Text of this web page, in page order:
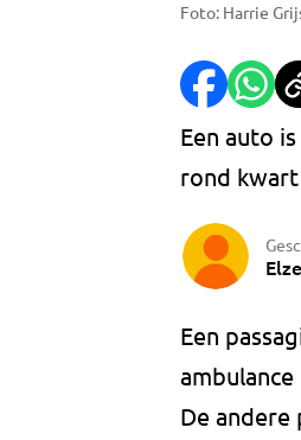
Foto: Harrie
Een auto
rond
Een
De andere